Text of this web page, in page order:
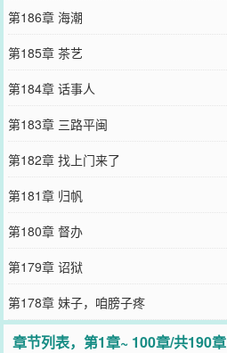
第186章 海潮
第185章 茶艺
第184章 话事人
第183章 三路平闽
第182章 找上门来了
第181章 归帆
第180章 督办
第179章 诏狱
第178章 妹子，咱膀子疼
章节列表，第1章~ 100章/共190章